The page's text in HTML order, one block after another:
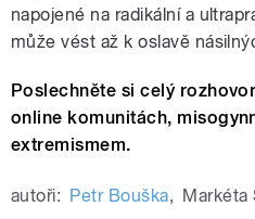
napojené na radikální a
může vést až k oslavě
Poslechněte si celý
online komunitách,
extremismem.
autoři: Petr Bouška, Markéta